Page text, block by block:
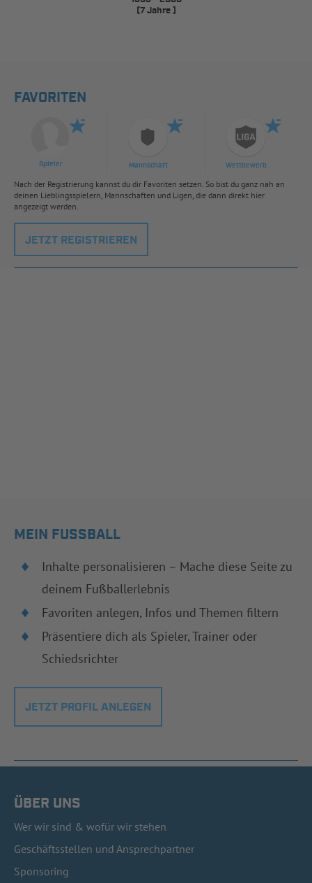
(7 Jahre )
FAVORITEN
Spieler Mannschaft Wettbewerb
Nach der Registrierung kannst du dir Favoriten setzen. So bist du ganz nah an
deinen Lieblingsspielern, Mannschaften und Ligen, die dann direkt hier
angezeigt werden.
JETZT REGISTRIEREN
MEIN FUSSBALL
Inhalte personalisieren – Mache diese Seite zu
deinem Fußballerlebnis
Favoriten anlegen, Infos und Themen filtern
Präsentiere dich als Spieler, Trainer oder
Schiedsrichter
JETZT PROFIL ANLEGEN
ÜBER UNS
Wer wir sind & wofür wir stehen
Geschäftsstellen und Ansprechpartner
Sponsoring